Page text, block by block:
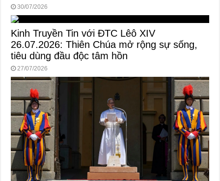
30/07/2026
Kinh Truyền Tin với ĐTC Lêô XIV
26.07.2026: Thiên Chúa mở rộng sự sống,
tiêu dùng đầu độc tâm hồn
27/07/2026